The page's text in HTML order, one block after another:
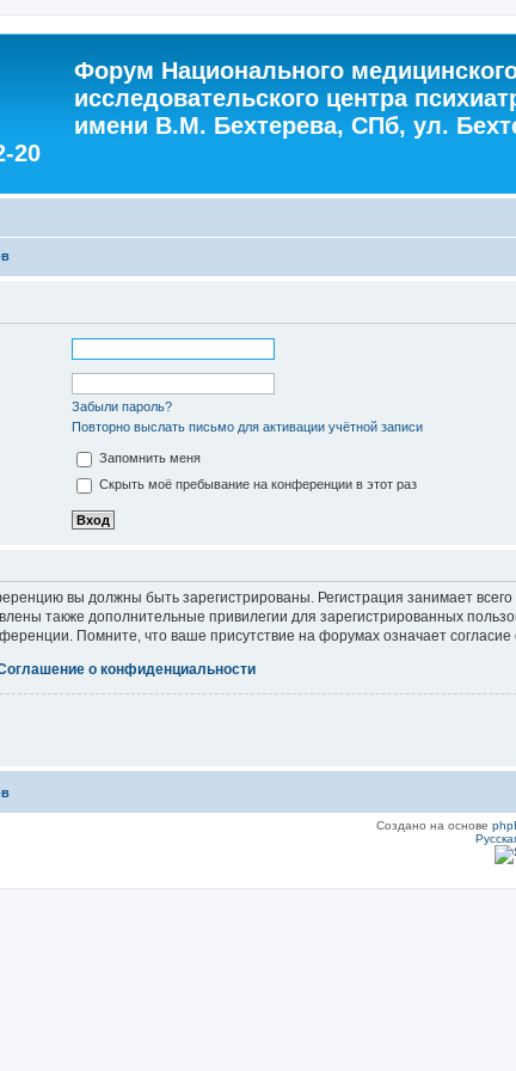
Форум Национального
исследовательского центра
имени В.М. Бехтерева, СПб, ул.
20
Забыли пароль?
Повторно выслать письмо для активации учётной записи
Запомнить меня
Скрыть моё пребывание на конференции в этот раз
вы должны быть зарегистрированы. Регистрация занимает
также дополнительные привилегии для зарегистрированных
Помните, что ваше присутствие на форумах означает
о конфиденциальности
Создано на основе